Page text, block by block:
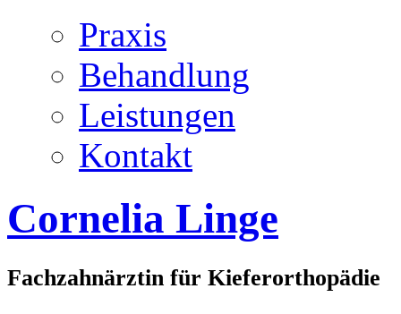
Praxis
Behandlung
Leistungen
Kontakt
Cornelia Linge
Fachzahnärztin für Kieferorthopädie